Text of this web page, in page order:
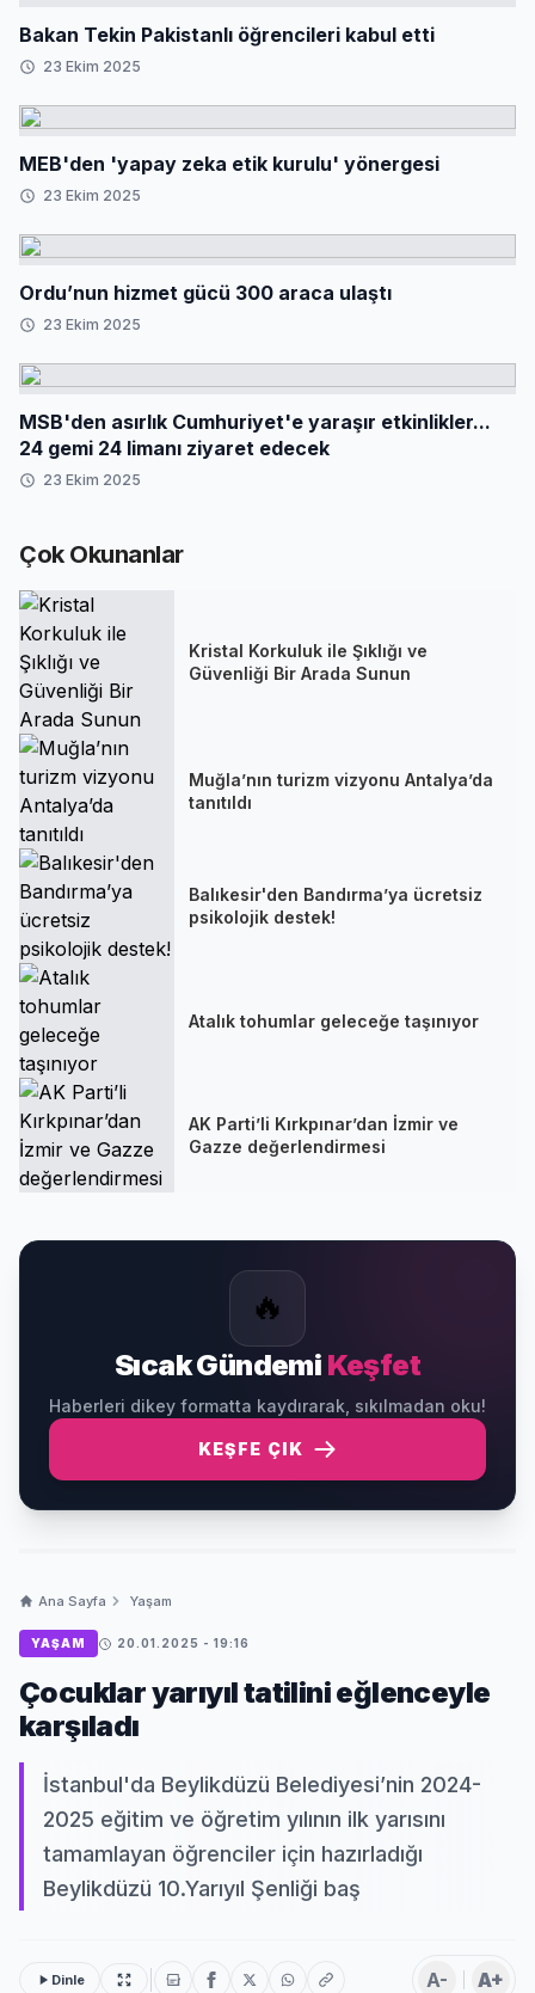
Bakan Tekin Pakistanlı öğrencileri kabul etti
23 Ekim 2025
MEB'den 'yapay zeka etik kurulu' yönergesi
23 Ekim 2025
Ordu’nun hizmet gücü 300 araca ulaştı
23 Ekim 2025
MSB'den asırlık Cumhuriyet'e yaraşır etkinlikler...
24 gemi 24 limanı ziyaret edecek
23 Ekim 2025
Çok Okunanlar
Kristal Korkuluk ile Şıklığı ve
Güvenliği Bir Arada Sunun
Muğla’nın turizm vizyonu Antalya’da
tanıtıldı
Balıkesir'den Bandırma’ya ücretsiz
psikolojik destek!
Atalık tohumlar geleceğe taşınıyor
AK Parti’li Kırkpınar’dan İzmir ve
Gazze değerlendirmesi
🔥
Sıcak Gündemi Keşfet
Haberleri dikey formatta kaydırarak, sıkılmadan oku!
KEŞFE ÇIK
Ana Sayfa Yaşam
YAŞAM 20.01.2025 - 19:16
Çocuklar yarıyıl tatilini eğlenceyle
karşıladı
İstanbul'da Beylikdüzü Belediyesi’nin 2024-
2025 eğitim ve öğretim yılının ilk yarısını
tamamlayan öğrenciler için hazırladığı
Beylikdüzü 10.Yarıyıl Şenliği baş
Dinle A- A+